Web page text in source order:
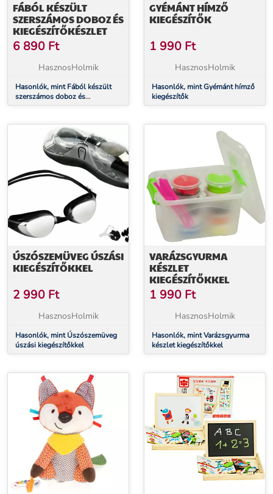
FÁBÓL KÉSZÜLT
SZERSZÁMOS DOBOZ ÉS
KIEGÉSZÍTŐKÉSZLET
6 890 Ft
HasznosHolmik
Hasonlók, mint Fából készült
szerszámos doboz és
kiegészítőkészlet
GYÉMÁNT HÍMZŐ
KIEGÉSZÍTŐK
1 990 Ft
HasznosHolmik
Hasonlók, mint Gyémánt hímző
kiegészítők
ÚSZÓSZEMÜVEG ÚSZÁSI
KIEGÉSZÍTŐKKEL
2 990 Ft
HasznosHolmik
Hasonlók, mint Úszószemüveg
úszási kiegészítőkkel
VARÁZSGYURMA
KÉSZLET
KIEGÉSZÍTŐKKEL
1 990 Ft
HasznosHolmik
Hasonlók, mint Varázsgyurma
készlet kiegészítőkkel